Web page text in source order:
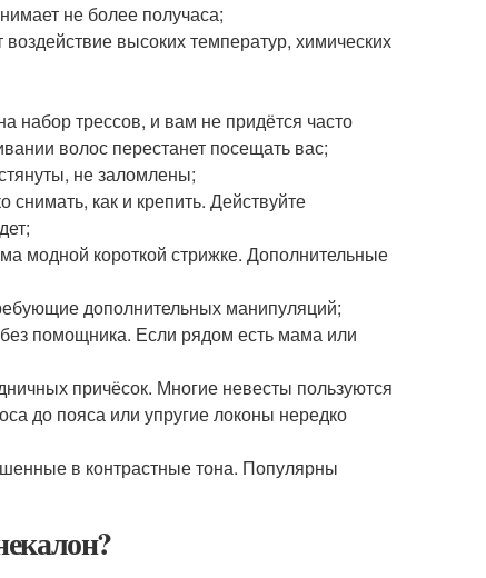
не более получаса;
высоких температур, химических
набор трессов, и вам не придётся часто
волос перестанет посещать вас;
не заломлены;
снимать, как и крепить. Действуйте
модной короткой стрижке. Дополнительные
дополнительных манипуляций;
помощника. Если рядом есть мама или
причёсок. Многие невесты пользуются
до пояса или упругие локоны нередко
в контрастные тона. Популярны